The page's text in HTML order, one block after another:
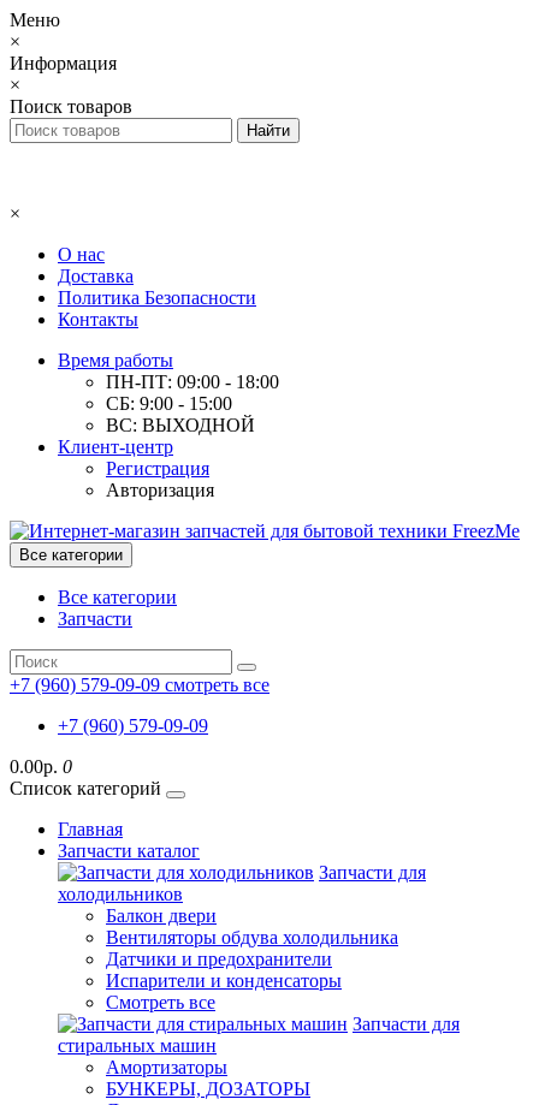
Меню
×
Информация
×
Поиск товаров
×
О нас
Доставка
Политика Безопасности
Контакты
Время работы
ПН-ПТ: 09:00 - 18:00
СБ: 9:00 - 15:00
ВС: ВЫХОДНОЙ
Клиент-центр
Регистрация
Авторизация
Все категории
Все категории
Запчасти
+7 (960) 579-09-09 смотреть все
+7 (960) 579-09-09
0.00р. 0
Список категорий
Главная
Запчасти каталог
Запчасти для
холодильников
Балкон двери
Вентиляторы обдува холодильника
Датчики и предохранители
Испарители и конденсаторы
Смотреть все
Запчасти для
стиральных машин
Амортизаторы
БУНКЕРЫ, ДОЗАТОРЫ